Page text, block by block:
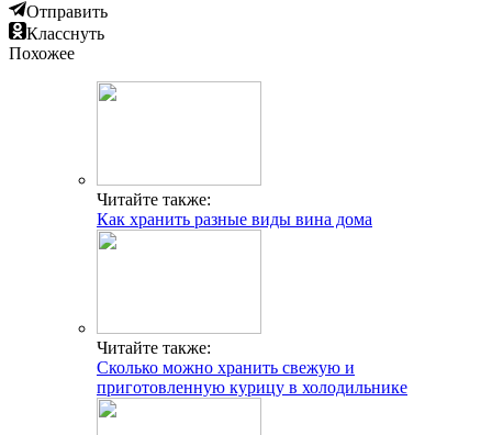
Отправить
Класснуть
Похожее
Читайте также:
Как хранить разные виды вина дома
Читайте также:
Сколько можно хранить свежую и
приготовленную курицу в холодильнике